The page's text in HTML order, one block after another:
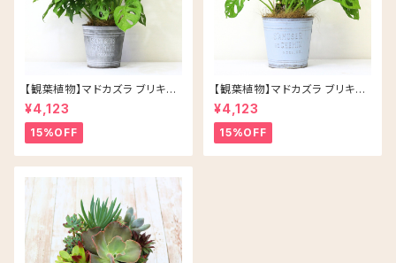
【観葉植物】マドカズラ ブリキ缶
5号 鉢カラー/シルバー
¥4,123
15%OFF
【観葉植物】マドカズラ ブリキ缶
5号 鉢カラー/ブルー
¥4,123
15%OFF